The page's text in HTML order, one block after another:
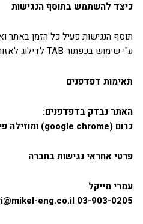
כיצד להשתמש בתוסף הנגישות
תוסף הנגישות פעיל כל הזמן באתר
ע"י שימוש בכפתור TAB לדילוג לאזורי תוכן שונים.
תאימות דפדפנים
האתר נבדק בדפדפנים:
כרום (google chrome) ומוזילה
פרטי אחראי נגישות בחברה
עמרי מייקל
03-903-0205
eng.co.il